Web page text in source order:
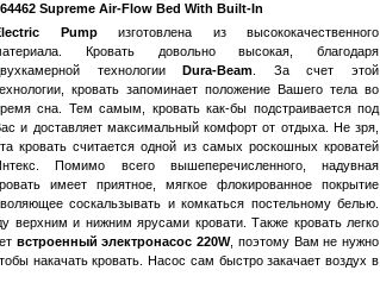
Supreme Air-Flow Bed With Built-In
Pumpизготовлена из высококачественного
Кровать довольно высокая, благодаря
технологииDura-Beam . За счет этой
кровать запоминает положение Вашего тела во
сна. Тем самым, кровать как-бы подстраивается под
и доставляет максимальный комфорт от отдыха. Не зря,
кровать считается одной из самых роскошных кроватей
Помимо всего вышеперечисленного, надувная
имеет приятное, мягкое флокированное покрытие
соскальзывать и комкаться постельному белью.
верхним и нижним ярусами кровати. Также кровать легко
встроенный электронасос 220W, поэтому Вам не нужно
накачать кровать. Насос сам быстро закачает воздух в